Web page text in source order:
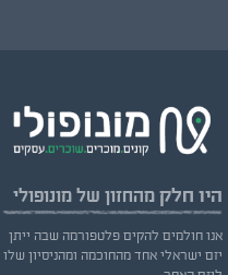
היו חלקמהחזון של מונופולי
אנו חולמים להקים פלטפורמה שבה ייתן
יזם ישראלי אחד מהחוכמה ומהניסיון שלו